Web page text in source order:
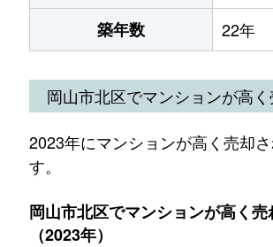
築年数 22年
岡山市北区でマンションが高
2023年にマンションが高く売却
す。
岡山市北区でマンションが高く
（2023年）